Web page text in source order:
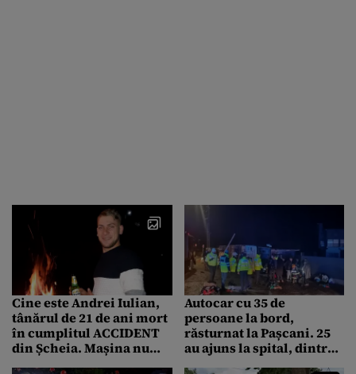
Cine este Andrei Iulian,
tânărul de 21 de ani mort
în cumplitul ACCIDENT
din Șcheia. Mașina nu
Autocar cu 35 de
persoane la bord,
răsturnat la Pașcani. 25
au ajuns la spital, dintre